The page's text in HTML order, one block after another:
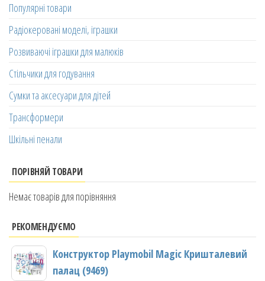
Популярні товари
Радіокеровані моделі, іграшки
Розвиваючі іграшки для малюків
Стільчики для годування
Сумки та аксесуари для дітей
Трансформери
Шкільні пенали
ПОРІВНЯЙ ТОВАРИ
Немає товарів для порівняння
РЕКОМЕНДУЄМО
Конструктор Playmobil Magic Кришталевий
палац (9469)